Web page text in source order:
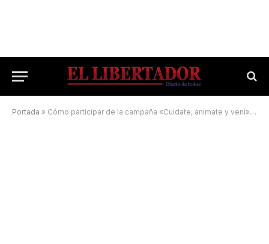
Portada » Cómo participar de la campaña «Cuidate, animate y vení» del mes rosa